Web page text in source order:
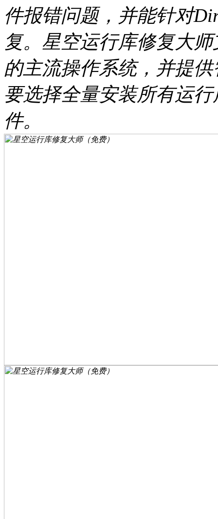
件报错问题，并能针对
复。星空运行库修复大师
的主流操作系统，并提
要选择全量安装所有运
件。